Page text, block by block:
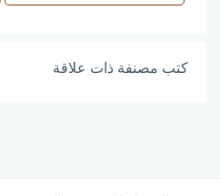
كتب مصنفة ذات علاقة